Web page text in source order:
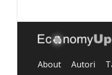
About Autori